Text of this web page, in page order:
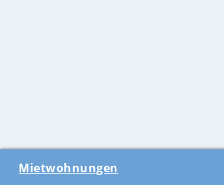
Mietwohnungen